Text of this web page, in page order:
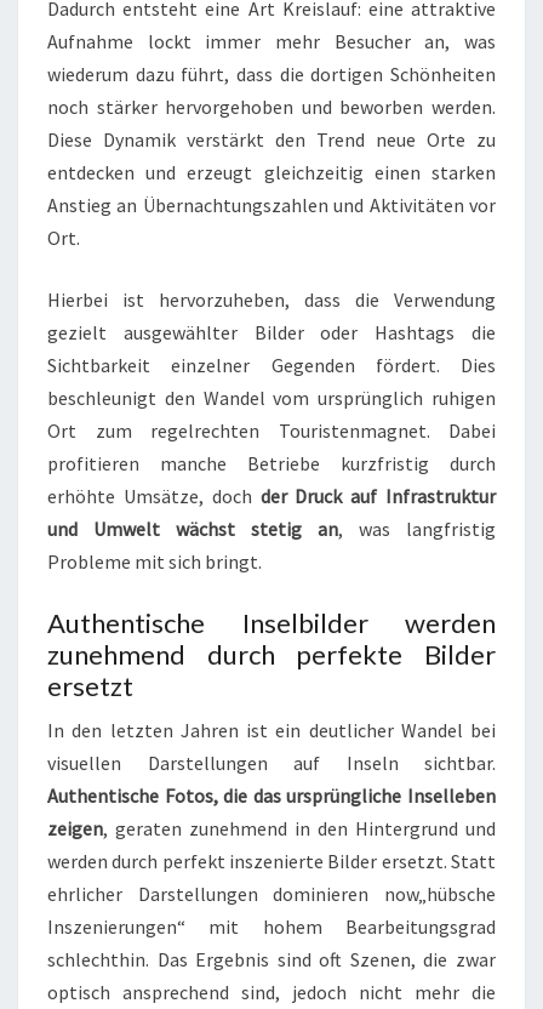
Dadurch entsteht eine Art Kreislauf: eine attraktive
Aufnahme lockt immer mehr Besucher an, was
wiederum dazu führt, dass die dortigen Schönheiten
noch stärker hervorgehoben und beworben werden.
Diese Dynamik verstärkt den Trend neue Orte zu
entdecken und erzeugt gleichzeitig einen starken
Anstieg an Übernachtungszahlen und Aktivitäten vor
Ort.
Hierbei ist hervorzuheben, dass die Verwendung
gezielt ausgewählter Bilder oder Hashtags die
Sichtbarkeit einzelner Gegenden fördert. Dies
beschleunigt den Wandel vom ursprünglich ruhigen
Ort zum regelrechten Touristenmagnet. Dabei
profitieren manche Betriebe kurzfristig durch
erhöhte Umsätze, doch der Druck auf Infrastruktur
und Umwelt wächst stetig an, was langfristig
Probleme mit sich bringt.
Authentische Inselbilder werden
zunehmend durch perfekte Bilder
ersetzt
In den letzten Jahren ist ein deutlicher Wandel bei
visuellen Darstellungen auf Inseln sichtbar.
Authentische Fotos, die das ursprüngliche Inselleben
zeigen, geraten zunehmend in den Hintergrund und
werden durch perfekt inszenierte Bilder ersetzt. Statt
ehrlicher Darstellungen dominieren now„hübsche
Inszenierungen“ mit hohem Bearbeitungsgrad
schlechthin. Das Ergebnis sind oft Szenen, die zwar
optisch ansprechend sind, jedoch nicht mehr die